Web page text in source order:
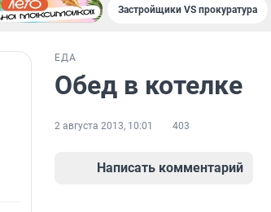
Застройщики VS прокуратура
ЕДА
Обед в котелке
2 августа 2013, 10:01 403
Написать комментарий